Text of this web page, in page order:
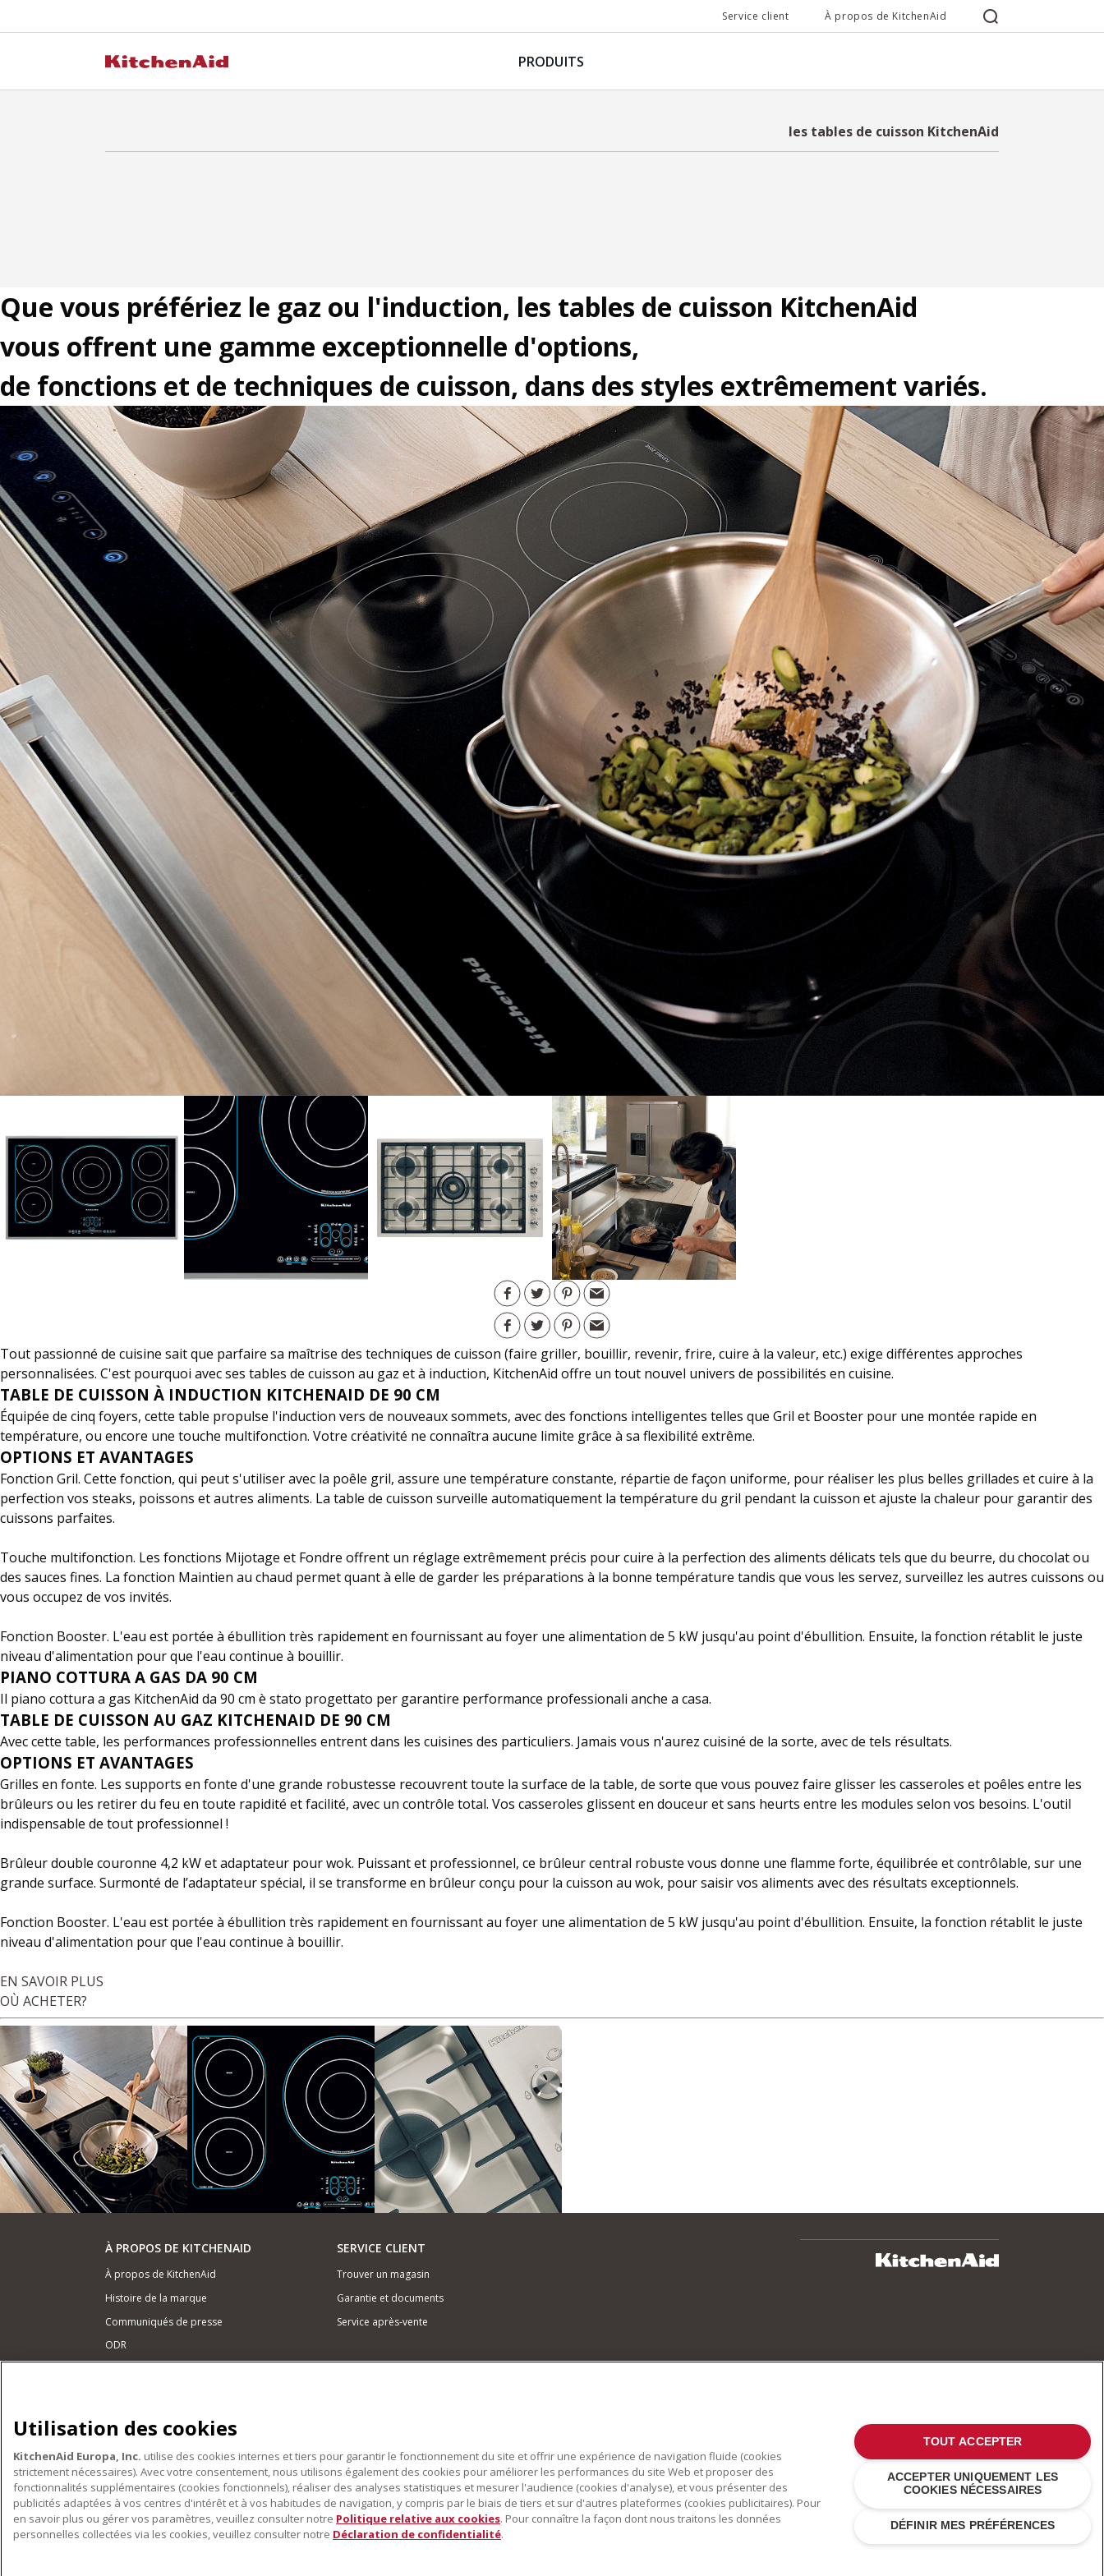
Service client À propos de KitchenAid
PRODUITS
les tables de cuisson KitchenAid
Que vous préfériez le gaz ou l'induction, les tables de cuisson KitchenAid
vous offrent une gamme exceptionnelle d'options,
de fonctions et de techniques de cuisson, dans des styles extrêmement variés.
Tout passionné de cuisine sait que parfaire sa maîtrise des techniques de cuisson (faire griller, bouillir, revenir, frire, cuire à la valeur, etc.) exige différentes approches
personnalisées. C'est pourquoi avec ses tables de cuisson au gaz et à induction, KitchenAid offre un tout nouvel univers de possibilités en cuisine.
TABLE DE CUISSON À INDUCTION KITCHENAID DE 90 CM
Équipée de cinq foyers, cette table propulse l'induction vers de nouveaux sommets, avec des fonctions intelligentes telles que Gril et Booster pour une montée rapide en
température, ou encore une touche multifonction. Votre créativité ne connaîtra aucune limite grâce à sa flexibilité extrême.
OPTIONS ET AVANTAGES
Fonction Gril. Cette fonction, qui peut s'utiliser avec la poêle gril, assure une température constante, répartie de façon uniforme, pour réaliser les plus belles grillades et cuire à la
perfection vos steaks, poissons et autres aliments. La table de cuisson surveille automatiquement la température du gril pendant la cuisson et ajuste la chaleur pour garantir des
cuissons parfaites.
Touche multifonction. Les fonctions Mijotage et Fondre offrent un réglage extrêmement précis pour cuire à la perfection des aliments délicats tels que du beurre, du chocolat ou
des sauces fines. La fonction Maintien au chaud permet quant à elle de garder les préparations à la bonne température tandis que vous les servez, surveillez les autres cuissons ou
vous occupez de vos invités.
Fonction Booster. L'eau est portée à ébullition très rapidement en fournissant au foyer une alimentation de 5 kW jusqu'au point d'ébullition. Ensuite, la fonction rétablit le juste
niveau d'alimentation pour que l'eau continue à bouillir.
PIANO COTTURA A GAS DA 90 CM
Il piano cottura a gas KitchenAid da 90 cm è stato progettato per garantire performance professionali anche a casa.
TABLE DE CUISSON AU GAZ KITCHENAID DE 90 CM
Avec cette table, les performances professionnelles entrent dans les cuisines des particuliers. Jamais vous n'aurez cuisiné de la sorte, avec de tels résultats.
OPTIONS ET AVANTAGES
Grilles en fonte. Les supports en fonte d'une grande robustesse recouvrent toute la surface de la table, de sorte que vous pouvez faire glisser les casseroles et poêles entre les
brûleurs ou les retirer du feu en toute rapidité et facilité, avec un contrôle total. Vos casseroles glissent en douceur et sans heurts entre les modules selon vos besoins. L'outil
indispensable de tout professionnel !
Brûleur double couronne 4,2 kW et adaptateur pour wok. Puissant et professionnel, ce brûleur central robuste vous donne une flamme forte, équilibrée et contrôlable, sur une
grande surface. Surmonté de l’adaptateur spécial, il se transforme en brûleur conçu pour la cuisson au wok, pour saisir vos aliments avec des résultats exceptionnels.
Fonction Booster. L'eau est portée à ébullition très rapidement en fournissant au foyer une alimentation de 5 kW jusqu'au point d'ébullition. Ensuite, la fonction rétablit le juste
niveau d'alimentation pour que l'eau continue à bouillir.
EN SAVOIR PLUS
OÙ ACHETER?
À PROPOS DE KITCHENAID
À propos de KitchenAid
Histoire de la marque
Communiqués de presse
ODR
Matériel de cuisine
Accessoires
SERVICE CLIENT
Trouver un magasin
Garantie et documents
Service après-vente
©2022 Tous droits réservés. KitchenAid et la forme du robot pâtissier multifonction sont des marques déposées aux États Unis et dans d'autres pays . Déclaration de confidentialité
Utilisation des cookies
KitchenAid Europa, Inc. utilise des cookies internes et tiers pour garantir le fonctionnement du site et offrir une expérience de navigation fluide (cookies
strictement nécessaires). Avec votre consentement, nous utilisons également des cookies pour améliorer les performances du site Web et proposer des
fonctionnalités supplémentaires (cookies fonctionnels), réaliser des analyses statistiques et mesurer l'audience (cookies d'analyse), et vous présenter des
publicités adaptées à vos centres d'intérêt et à vos habitudes de navigation, y compris par le biais de tiers et sur d'autres plateformes (cookies publicitaires). Pour
en savoir plus ou gérer vos paramètres, veuillez consulter notre Politique relative aux cookies. Pour connaître la façon dont nous traitons les données
personnelles collectées via les cookies, veuillez consulter notre Déclaration de confidentialité.
DÉFINIR MES PRÉFÉRENCES
ACCEPTER UNIQUEMENT LES
COOKIES NÉCESSAIRES
TOUT ACCEPTER